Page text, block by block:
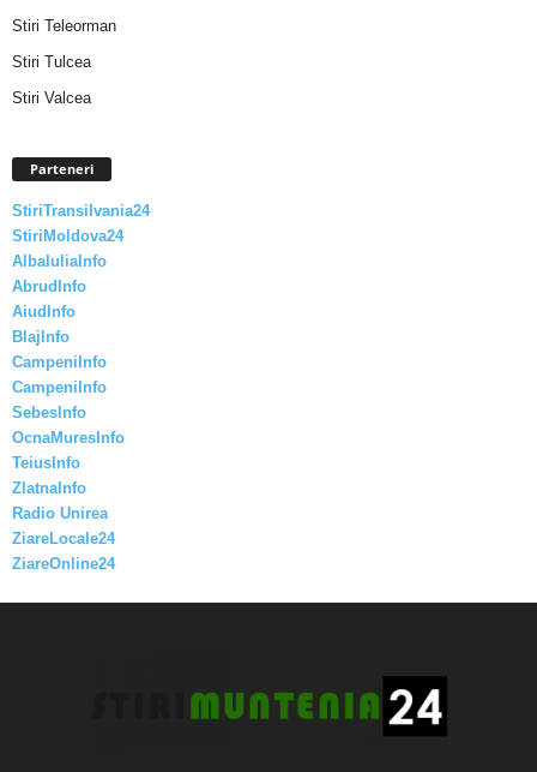
Stiri Teleorman
Stiri Tulcea
Stiri Valcea
Parteneri
StiriTransilvania24
StiriMoldova24
AlbaIuliaInfo
AbrudInfo
AiudInfo
BlajInfo
CampeniInfo
CampeniInfo
SebesInfo
OcnaMuresInfo
TeiusInfo
ZlatnaInfo
Radio Unirea
ZiareLocale24
ZiareOnline24